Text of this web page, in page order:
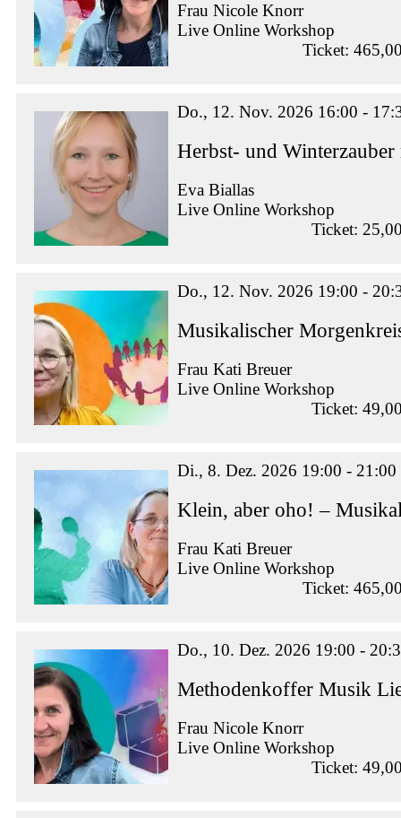
Frau Nicole Knorr
Live Online Workshop
Ticket:
Do., 12. Nov. 2026 16:00 -
Herbst- und
Eva Biallas
Live Online Workshop
Ticket:
Do., 12. Nov. 2026 19:00 -
Musikalischer
Frau Kati Breuer
Live Online Workshop
Ticket:
Di., 8. Dez. 2026 19:00 - 21:00
Klein, aber oho! –
Frau Kati Breuer
Live Online Workshop
Ticket:
Do., 10. Dez. 2026 19:00 -
Methodenkoffer Musik
Frau Nicole Knorr
Live Online Workshop
Ticket: